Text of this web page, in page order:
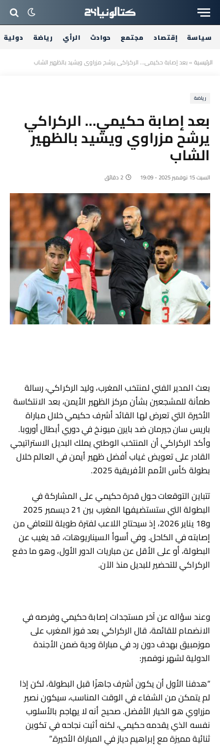
سياسة إقتصاد مجتمع حوادث الرأي رياضة دولية
الرئيسية»بعد إصابة حكيمي… الركراكي يرشح مزراوي ويشيد بالظهير الشاب
رياضة
بعد إصابة حكيمي… الركراكي
يرشح مزراوي ويشيد بالظهير
الشاب
السبت 15 نوفمبر 2025 - 19:09 2 دقائق
بعث المدير الفني لمنتخب المغرب، وليد الركراكي، رسالة
طمأنة للمشجعين بشأن مركز الظهير الأيمن، بعد الانتكاسة
الأخيرة التي تعرض لها القائد أشرف حكيمي خلال مباراة
باريس سان جيرمان ضد بايرن ميونخ في دوري أبطال أوروبا.
وأكد الركراكي أن المنتخب الوطني يملك البديل الاستراتيجي
القادر على تعويض غياب أفضل ظهير أيمن في العالم خلال
بطولة كأس الأمم الأفريقية 2025.
تتباين التوقعات حول قدرة حكيمي على المشاركة في
البطولة التي ستستضيفها المغرب بين 21 ديسمبر 2025
و18 يناير 2026، إذ سيحتاج اللاعب لفترة طويلة للتعافي من
إصابته في الكاحل. وفي أسوأ السيناريوهات، قد يغيب عن
البطولة، أو على الأقل عن مباريات الدور الأول، وهو ما دفع
الركراكي للتحضير للبديل منذ الآن.
وعند سؤاله عن آخر مستجدات إصابة حكيمي وفرصه في
الانضمام للقائمة، قال الركراكي بعد فوز المغرب على
موزمبيق بهدف دون رد في مباراة ودية ضمن الأجندة
الدولية لشهر نوفمبر:
“هدفنا الأول أن يكون أشرف جاهزًا قبل البطولة، لكن إذا
لم يتمكن من الشفاء في الوقت المناسب، سيكون نصير
مزراوي هو الخيار الأفضل. صحيح أنه لا يهاجم بالأسلوب
نفسه الذي يقدمه حكيمي، لكنه أثبت نجاحه في تكوين
ثنائية مميزة مع إبراهيم دياز في المباراة الأخيرة.”